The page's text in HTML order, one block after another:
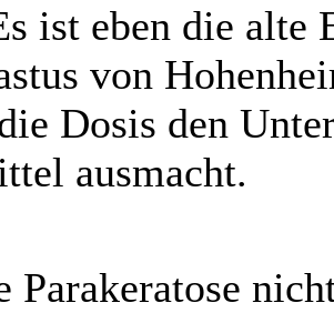
ist eben die alte
von
Dosis den
ausmacht.
Parakeratose